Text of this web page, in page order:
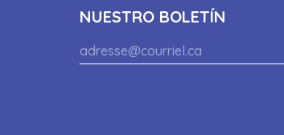
NUESTRO BOLETÍN